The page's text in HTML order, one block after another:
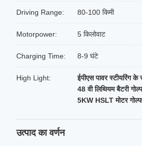
Driving Range: 80-100 किमी
Motorpower: 5 किलोवाट
Charging Time: 8-9 घंटे
High Light: ईपीएस पावर स्टीयरिंग के
48 वी लिथियम बैटरी
5KW HSLT मोटर गोल्फ
उत्पाद का वर्णन